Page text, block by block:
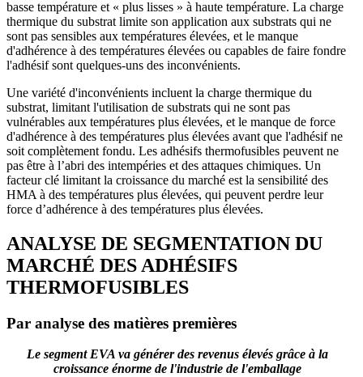
basse température et « plus lisses » à haute température. La charge
thermique du substrat limite son application aux substrats qui ne
sont pas sensibles aux températures élevées, et le manque
d'adhérence à des températures élevées ou capables de faire fondre
l'adhésif sont quelques-uns des inconvénients.
Une variété d'inconvénients incluent la charge thermique du
substrat, limitant l'utilisation de substrats qui ne sont pas
vulnérables aux températures plus élevées, et le manque de force
d'adhérence à des températures plus élevées avant que l'adhésif ne
soit complètement fondu. Les adhésifs thermofusibles peuvent ne
pas être à l’abri des intempéries et des attaques chimiques. Un
facteur clé limitant la croissance du marché est la sensibilité des
HMA à des températures plus élevées, qui peuvent perdre leur
force d’adhérence à des températures plus élevées.
ANALYSE DE SEGMENTATION DU
MARCHÉ DES ADHÉSIFS
THERMOFUSIBLES
Par analyse des matières premières
Le segment EVA va générer des revenus élevés grâce à la
croissance énorme de l'industrie de l'emballage